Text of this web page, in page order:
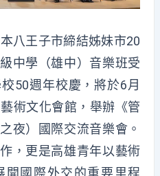
八王子市締結姊妹市20
中學（雄中）音樂班受
50週年校慶，將於6月
術文化會館，舉辦《管
夜）國際交流音樂會。
，更是高雄青年以藝術